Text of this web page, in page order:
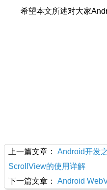
希望本文所述对大家
上一篇文章： Android开发
ScrollView的使用详解
下一篇文章： Android